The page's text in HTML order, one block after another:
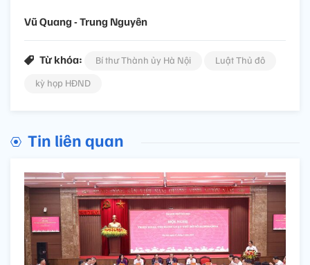
Vũ Quang - Trung Nguyên
Từ khóa: Bí thư Thành ủy Hà Nội
Luật Thủ đô
kỳ họp HĐND
Tin liên quan